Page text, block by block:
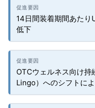
14日間装着期間あた
低下
OTCウェルネス向け持
Lingo）へのシフトに